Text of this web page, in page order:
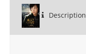
Description